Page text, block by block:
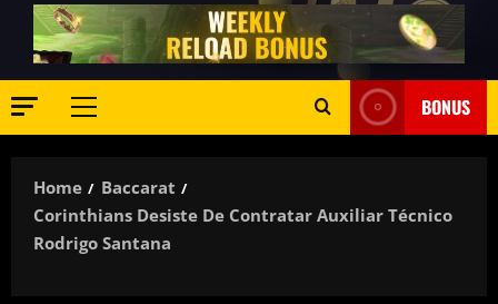
Primary
BONUS
Home
Baccarat
Corinthians Desiste De Contratar Auxiliar Técnico
Rodrigo Santana